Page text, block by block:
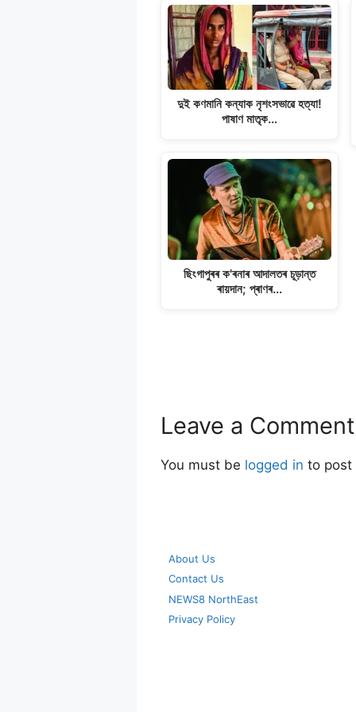
দুই কণমানি কন্যাক নৃশংসভাৱে হত্যা!
পাষাণ মাতৃক…
ছিংগাপুৰৰ ক'ৰনাৰ আদালতৰ চূড়ান্ত
ৰায়দান; প্ৰাণৰ…
Leave a Comment
You must be logged in to post
About Us
Contact Us
NEWS8 NorthEast
Privacy Policy